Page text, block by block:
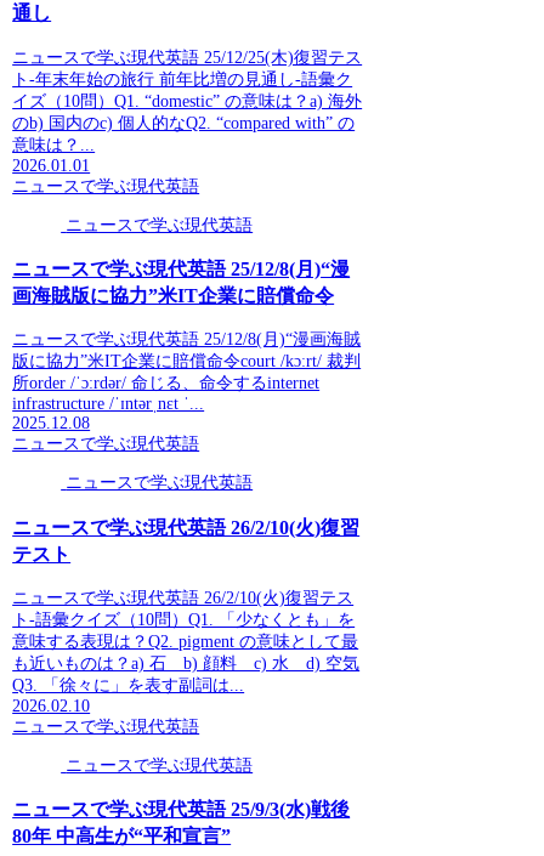
通し
ニュースで学ぶ現代英語 25/12/25(木)復習テス
ト-年末年始の旅行 前年比増の見通し-語彙ク
イズ（10問）Q1. “domestic” の意味は？a) 海外
のb) 国内のc) 個人的なQ2. “compared with” の
意味は？...
2026.01.01
ニュースで学ぶ現代英語
ニュースで学ぶ現代英語
ニュースで学ぶ現代英語 25/12/8(月)“漫
画海賊版に協力”米IT企業に賠償命令
ニュースで学ぶ現代英語 25/12/8(月)“漫画海賊
版に協力”米IT企業に賠償命令court /kɔːrt/ 裁判
所order /ˈɔːrdər/ 命じる、命令するinternet
infrastructure /ˈɪntərˌnɛt ˈ...
2025.12.08
ニュースで学ぶ現代英語
ニュースで学ぶ現代英語
ニュースで学ぶ現代英語 26/2/10(火)復習
テスト
ニュースで学ぶ現代英語 26/2/10(火)復習テス
ト-語彙クイズ（10問）Q1. 「少なくとも」を
意味する表現は？Q2. pigment の意味として最
も近いものは？a) 石 b) 顔料 c) 水 d) 空気
Q3. 「徐々に」を表す副詞は...
2026.02.10
ニュースで学ぶ現代英語
ニュースで学ぶ現代英語
ニュースで学ぶ現代英語 25/9/3(水)戦後
80年 中高生が“平和宣言”